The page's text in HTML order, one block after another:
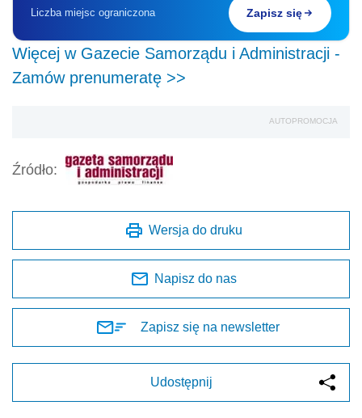
Liczba miejsc ograniczona Zapisz się
Więcej w Gazecie Samorządu i Administracji -
Zamów prenumeratę >>
AUTOPROMOCJA
Źródło:
Wersja do druku
Napisz do nas
Zapisz się na newsletter
Udostępnij